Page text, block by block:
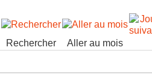
Rechercher Aller au mois